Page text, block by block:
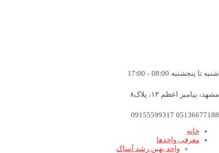
شنبه تا پنجشنبه 08:00 - 17:00
مشهد، پیامبر اعظم ۱۳، پلاک۸
05136677188 09155599317
خانه
معرفی واحدها
واحد بهین رشد آساک